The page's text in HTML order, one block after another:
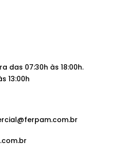
das 07:30h às 18:00h.
13:00h